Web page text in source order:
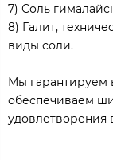
7) Соль
8) Галит,
виды соли.
Мы гарантируем
обеспечиваем
удовлетворения